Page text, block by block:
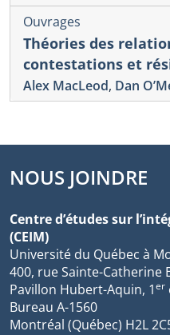
Ouvrages
Théories des
contestations et
Alex MacLeod, Dan
NOUS JOINDRE
Centre d’études sur
(CEIM)
Université du Québec à
400, rue Sainte-Catherine
Pavillon Hubert-Aquin, 1er
Bureau A-1560
Montréal (Québec) H2L